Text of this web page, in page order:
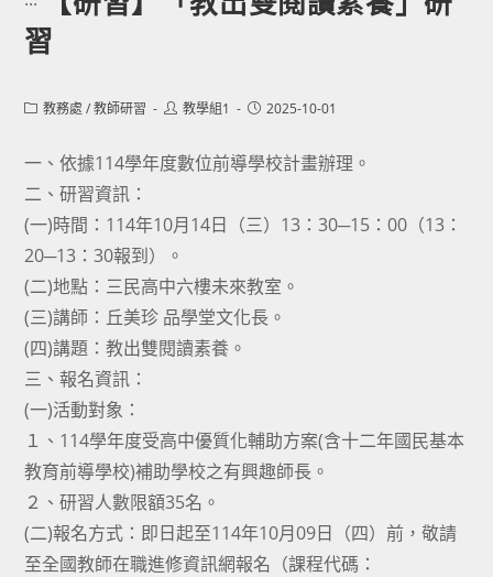
習
Post教務處 / 教師研習
Post教學組1
Post2025-10-01
一、依據114學年度數位前導學校計畫辦理。
二、研習資訊：
(一)時間：114年10月14日（三）13：30─15：00（13：
20─13：30報到）。
(二)地點：三民高中六樓未來教室。
(三)講師：丘美珍 品學堂文化長。
(四)講題：教出雙閱讀素養。
三、報名資訊：
(一)活動對象：
１、114學年度受高中優質化輔助方案(含十二年國民基本
教育前導學校)補助學校之有興趣師長。
２、研習人數限額35名。
(二)報名方式：即日起至114年10月09日（四）前，敬請
至全國教師在職進修資訊網報名（課程代碼：